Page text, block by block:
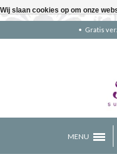
Gratis
MENU
Wij slaan cookies op om onze